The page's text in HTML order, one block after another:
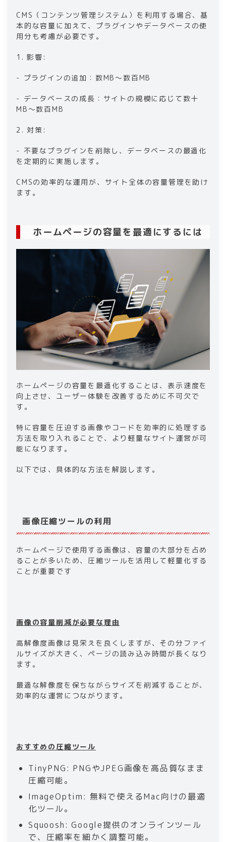
CMS（コンテンツ管理システム）を利用する場合、基
本的な容量に加えて、プラグインやデータベースの使
用分も考慮が必要です。
1. 影響:
- プラグインの追加：数MB～数百MB
- データベースの成長：サイトの規模に応じて数十
MB～数百MB
2. 対策:
- 不要なプラグインを削除し、データベースの最適化
を定期的に実施します。
CMSの効率的な運用が、サイト全体の容量管理を助け
ます。
ホームページの容量を最適にするには
ホームページの容量を最適化することは、表示速度を
向上させ、ユーザー体験を改善するために不可欠で
す。
特に容量を圧迫する画像やコードを効率的に処理する
方法を取り入れることで、より軽量なサイト運営が可
能になります。
以下では、具体的な方法を解説します。
画像圧縮ツールの利用
ホームページで使用する画像は、容量の大部分を占め
ることが多いため、圧縮ツールを活用して軽量化する
ことが重要です
画像の容量削減が必要な理由
高解像度画像は見栄えを良くしますが、その分ファイ
ルサイズが大きく、ページの読み込み時間が長くなり
ます。
最適な解像度を保ちながらサイズを削減することが、
効率的な運営につながります。
おすすめの圧縮ツール
TinyPNG: PNGやJPEG画像を高品質なまま
圧縮可能。
ImageOptim: 無料で使えるMac向けの最適
化ツール。
Squoosh: Google提供のオンラインツール
で、圧縮率を細かく調整可能。